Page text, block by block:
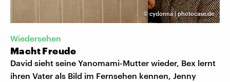
©cydonna | photocase.de
Wiedersehen
Macht Freude
David sieht seine Yanomami-Mutter wieder, Bex lernt
ihren Vater als Bild im Fernsehen kennen, Jenny